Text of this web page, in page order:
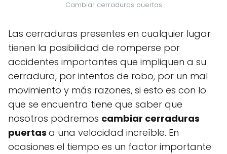
Cambiar cerraduras puertas
Las cerraduras presentes en cualquier lugar
tienen la posibilidad de romperse por
accidentes importantes que impliquen a su
cerradura, por intentos de robo, por un mal
movimiento y más razones, si esto es con lo
que se encuentra tiene que saber que
nosotros podremos cambiar cerraduras
puertas a una velocidad increíble. En
ocasiones el tiempo es un factor importante